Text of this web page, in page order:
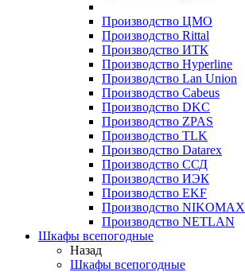
Производство ЦМО
Производство Rittal
Производство ИТК
Производство Hyperline
Производство Lan Union
Производство Cabeus
Производство DKC
Производство ZPAS
Производство TLK
Производство Datarex
Производство ССД
Производство ИЭК
Производство EKF
Производство NIKOMAX
Производство NETLAN
Шкафы всепогодные
Назад
Шкафы всепогодные